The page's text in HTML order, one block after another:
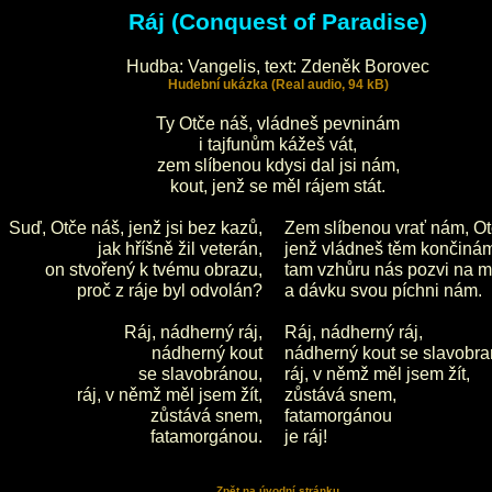
Ráj (Conquest of Paradise)
Hudba: Vangelis, text: Zdeněk Borovec
Hudební ukázka (Real audio, 94 kB)
Ty Otče náš, vládneš pevninám
i tajfunům kážeš vát,
zem slíbenou kdysi dal jsi nám,
kout, jenž se měl rájem stát.
Suď, Otče náš, jenž jsi bez kazů,
jak hříšně žil veterán,
on stvořený k tvému obrazu,
proč z ráje byl odvolán?
Ráj, nádherný ráj,
nádherný kout
se slavobránou,
ráj, v němž měl jsem žít,
zůstává snem,
fatamorgánou.
Zem slíbenou vrať nám,
jenž vládneš těm
tam vzhůru nás pozvi na
a dávku svou píchni nám.
Ráj, nádherný ráj,
nádherný kout se
ráj, v němž měl jsem žít,
zůstává snem,
fatamorgánou
je ráj!